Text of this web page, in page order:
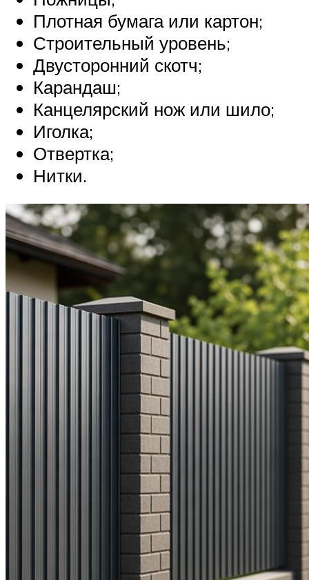
Плотная бумага или картон;
Строительный уровень;
Двусторонний скотч;
Карандаш;
Канцелярский нож или шило;
Иголка;
Отвертка;
Нитки.